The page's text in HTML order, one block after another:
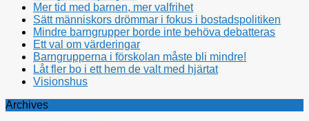
Mer tid med barnen, mer valfrihet
Sätt människors drömmar i fokus i bostadspolitiken
Mindre barngrupper borde inte behöva debatteras
Ett val om värderingar
Barngrupperna i förskolan måste bli mindre!
Låt fler bo i ett hem de valt med hjärtat
Visionshus
Archives